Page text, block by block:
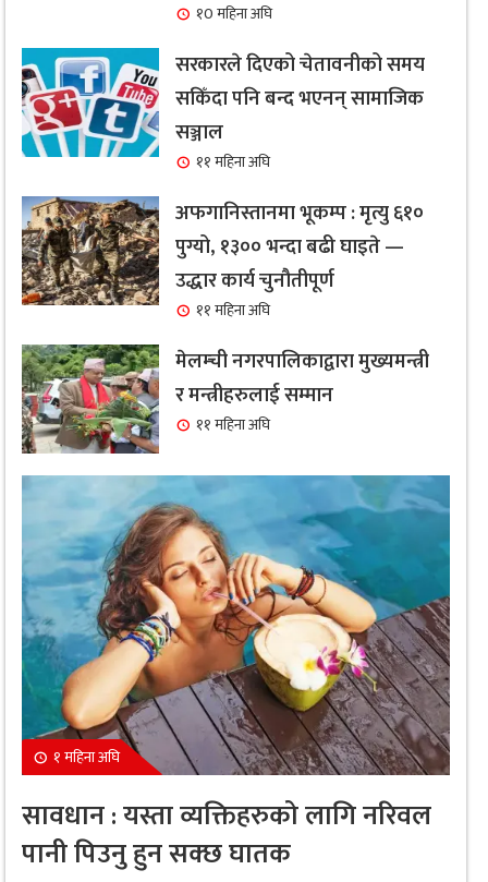
१0 महिना अघि
सरकारले दिएको चेतावनीको समय
सकिँदा पनि बन्द भएनन् सामाजिक
सञ्जाल
११ महिना अघि
अफगानिस्तानमा भूकम्प : मृत्यु ६१०
पुग्यो, १३०० भन्दा बढी घाइते —
उद्धार कार्य चुनौतीपूर्ण
११ महिना अघि
मेलम्ची नगरपालिकाद्वारा मुख्यमन्त्री
र मन्त्रीहरुलाई सम्मान
११ महिना अघि
१ महिना अघि
सावधान : यस्ता व्यक्तिहरुको लागि नरिवल
पानी पिउनु हुन सक्छ घातक